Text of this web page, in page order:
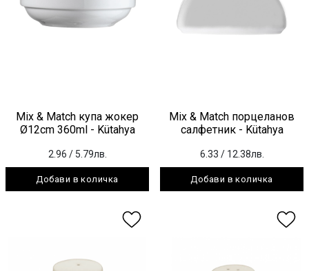
Mix & Match купа жокер
Ø12cm 360ml - Kütahya
2.96 / 5.79лв.
Добави в количка
Mix & Match порцеланов
салфетник - Kütahya
6.33 / 12.38лв.
Добави в количка